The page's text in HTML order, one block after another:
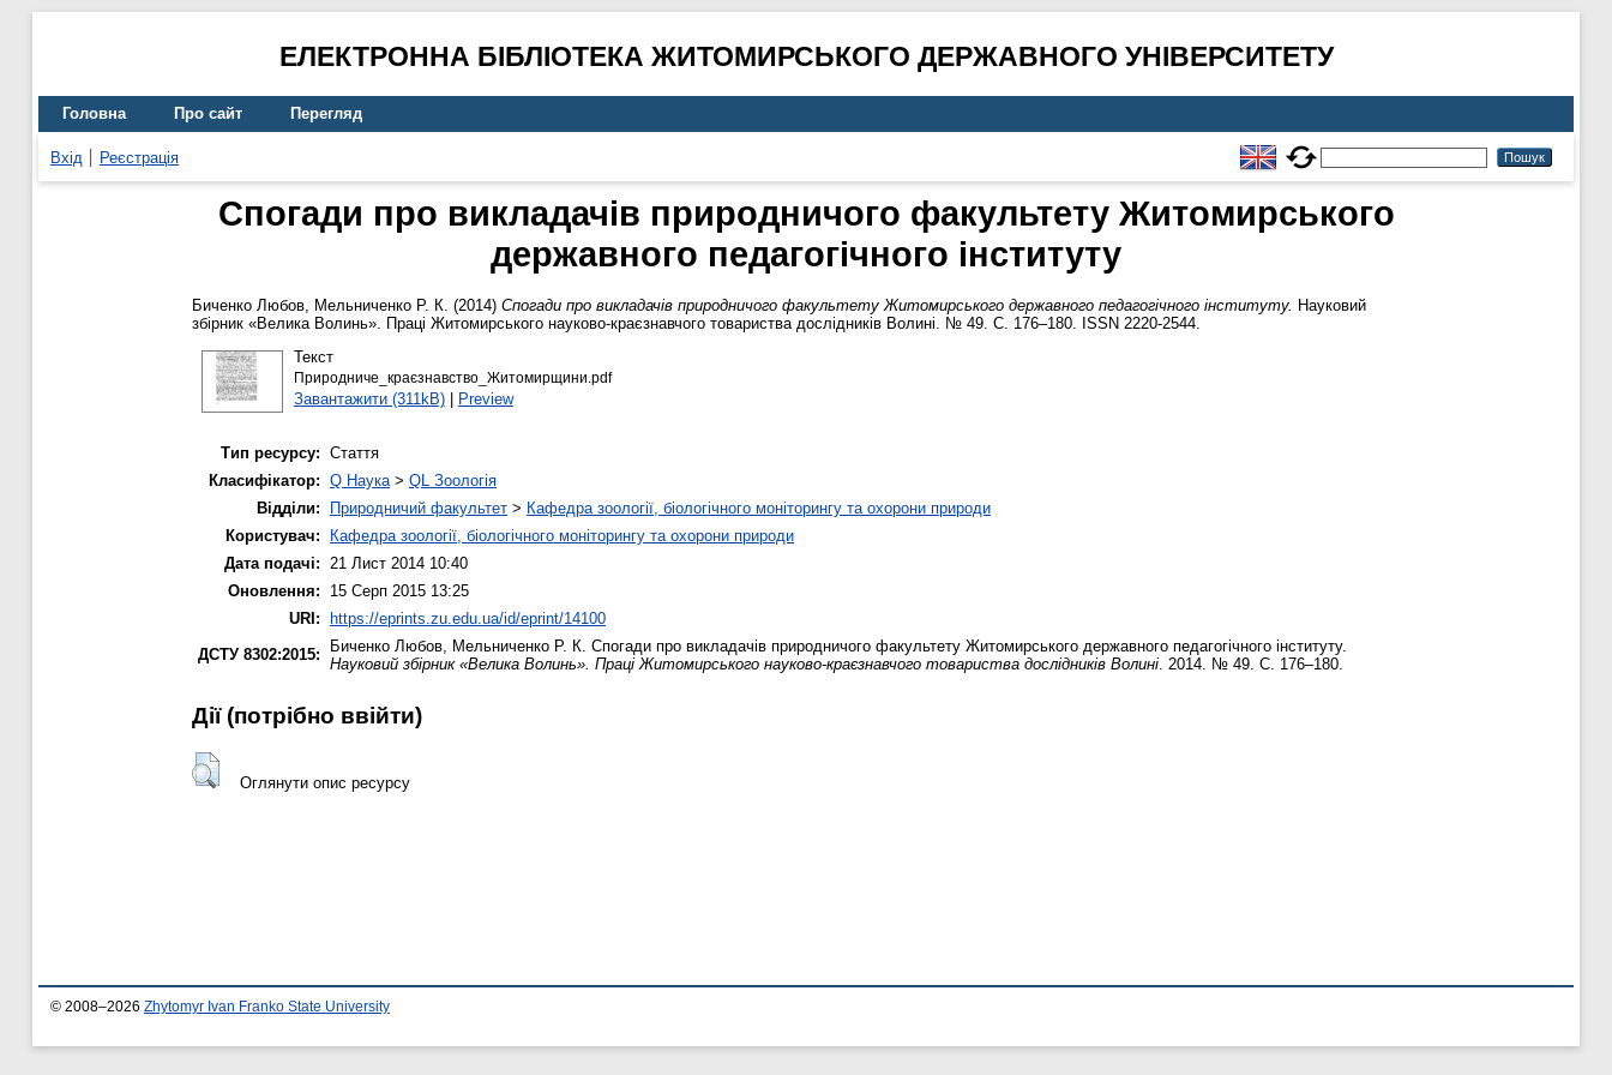
ЕЛЕКТРОННА БІБЛІОТЕКА ЖИТОМИРСЬКОГО ДЕРЖАВНОГО УНІВЕРСИТЕТУ
Головна Про сайт Перегляд
Вхід Реєстрація
Спогади про викладачів природничого факультету Житомирського
державного педагогічного інституту
Биченко Любов, Мельниченко Р. К. (2014) Спогади про викладачів природничого факультету Житомирського державного педагогічного інституту. Науковий
збірник «Велика Волинь». Праці Житомирського науково-краєзнавчого товариства дослідників Волині. № 49. С. 176–180. ISSN 2220-2544.
Текст
Природниче_краєзнавство_Житомирщини.pdf
Завантажити (311kB)| Preview
Тип ресурсу: Стаття
Класифікатор: Q Наука> QL Зоологія
Відділи:
Природничий факультет > Кафедра зоології, біологічного моніторингу та охорони природи
Користувач:
Кафедра зоології, біологічного моніторингу та охорони природи
Дата подачі: 21 Лист 2014 10:40
Оновлення:
15 Серп 2015 13:25
URI:
https://eprints.zu.edu.ua/id/eprint/14100
ДСТУ 8302:2015:
Биченко Любов, Мельниченко Р. К. Спогади про викладачів природничого факультету Житомирського державного педагогічного інституту.
Науковий збірник «Велика Волинь». Праці Житомирського науково-краєзнавчого товариства дослідників Волині. 2014. № 49. С. 176–180.
Дії ​​(потрібно ввійти)
Оглянути опис ресурсу
© 2008–2026 Zhytomyr Ivan Franko State University